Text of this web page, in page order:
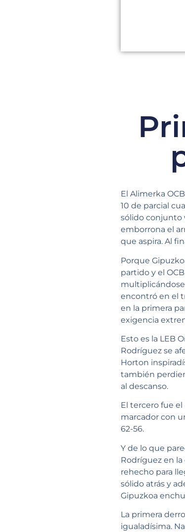
El Alimerka
10 de parcial
sólido conjunto
emborrona el
que aspira. Al
Porque
partido y el
multiplicándose
encontró en el
en la primera
exigencia
Esto es la LEB
Rodríguez se
Horton
también
al descanso.
El tercero fue el
marcador con
62-56.
Y de lo que
Rodríguez en la
rehecho para
sólido atrás y
Gipuzkoa
La primera
igualadísima.